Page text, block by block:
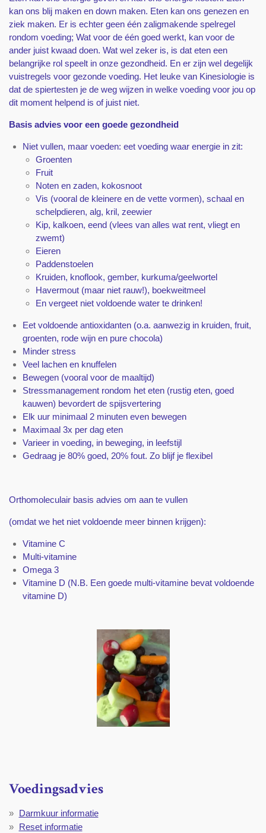
kan ons blij maken en down maken. Eten kan ons genezen en
ziek maken. Er is echter geen één zaligmakende spelregel
rondom voeding; Wat voor de één goed werkt, kan voor de
ander juist kwaad doen. Wat wel zeker is, is dat eten een
belangrijke rol speelt in onze gezondheid. En er zijn wel degelijk
vuistregels voor gezonde voeding. Het leuke van Kinesiologie is
dat de spiertesten je de weg wijzen in welke voeding voor jou op
dit moment helpend is of juist niet.
Basis advies voor een goede gezondheid
Niet vullen, maar voeden: eet voeding waar energie in zit:
Groenten
Fruit
Noten en zaden, kokosnoot
Vis (vooral de kleinere en de vette vormen), schaal en
schelpdieren, alg, kril, zeewier
Kip, kalkoen, eend (vlees van alles wat rent, vliegt en
zwemt)
Eieren
Paddenstoelen
Kruiden, knoflook, gember, kurkuma/geelwortel
Havermout (maar niet rauw!), boekweitmeel
En vergeet niet voldoende water te drinken!
Eet voldoende antioxidanten (o.a. aanwezig in kruiden, fruit,
groenten, rode wijn en pure chocola)
Minder stress
Veel lachen en knuffelen
Bewegen (vooral voor de maaltijd)
Stressmanagement rondom het eten (rustig eten, goed
kauwen) bevordert de spijsvertering
Elk uur minimaal 2 minuten even bewegen
Maximaal 3x per dag eten
Varieer in voeding, in beweging, in leefstijl
Gedraag je 80% goed, 20% fout. Zo blijf je flexibel
Orthomoleculair basis advies om aan te vullen
(omdat we het niet voldoende meer binnen krijgen):
Vitamine C
Multi-vitamine
Omega 3
Vitamine D (N.B. Een goede multi-vitamine bevat voldoende
vitamine D)
Voedingsadvies
Darmkuur informatie
Reset informatie